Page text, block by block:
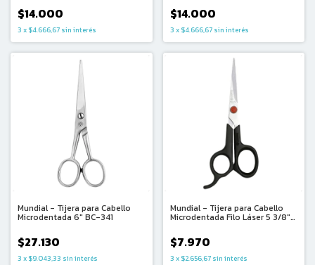
$14.000
3 x $4.666,67 sin interés
$14.000
3 x $4.666,67 sin interés
Mundial - Tijera para Cabello
Microdentada 6″ BC-341
$27.130
3 x $9.043,33 sin interés
Mundial - Tijera para Cabello
Microdentada Filo Láser 5 3/8″
$7.970
3 x $2.656,67 sin interés